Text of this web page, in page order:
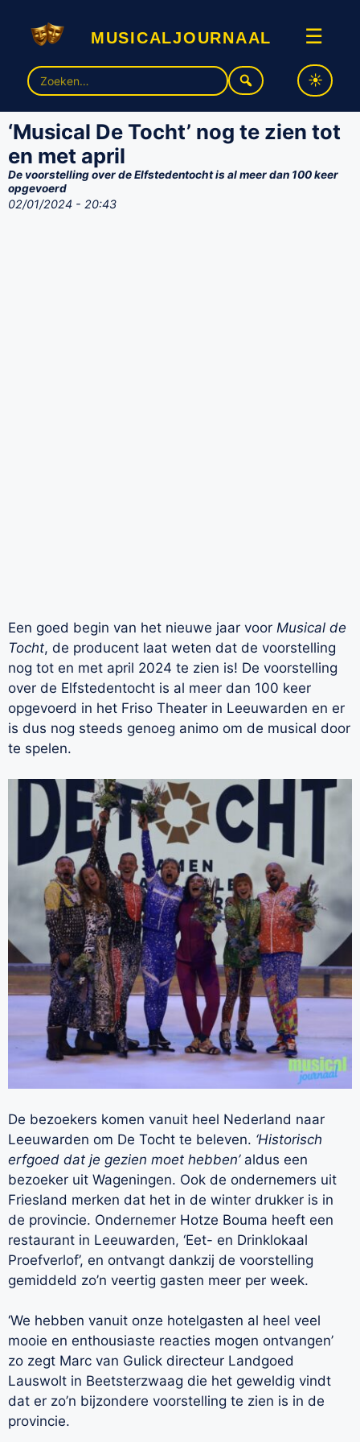
musicaljournaal ☰
Zoek
naar:
‘Musical De Tocht’ nog te zien tot
en met april
De voorstelling over de Elfstedentocht is al meer dan 100 keer
opgevoerd
02/01/2024 - 20:43
Een goed begin van het nieuwe jaar voor Musical de
Tocht, de producent laat weten dat de voorstelling
nog tot en met april 2024 te zien is! De voorstelling
over de Elfstedentocht is al meer dan 100 keer
opgevoerd in het Friso Theater in Leeuwarden en er
is dus nog steeds genoeg animo om de musical door
te spelen.
De bezoekers komen vanuit heel Nederland naar
Leeuwarden om De Tocht te beleven. ‘Historisch
erfgoed dat je gezien moet hebben’aldus een
bezoeker uit Wageningen. Ook de ondernemers uit
Friesland merken dat het in de winter drukker is in
de provincie. Ondernemer Hotze Bouma heeft een
restaurant in Leeuwarden, ‘Eet- en Drinklokaal
Proefverlof’, en ontvangt dankzij de voorstelling
gemiddeld zo’n veertig gasten meer per week.
‘We hebben vanuit onze hotelgasten al heel veel
mooie en enthousiaste reacties mogen ontvangen’
zo zegt Marc van Gulick directeur Landgoed
Lauswolt in Beetsterzwaag die het geweldig vindt
dat er zo’n bijzondere voorstelling te zien is in de
provincie.